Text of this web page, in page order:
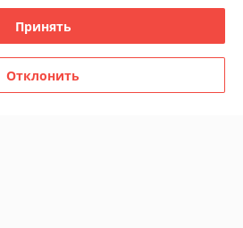
Принять
Отклонить